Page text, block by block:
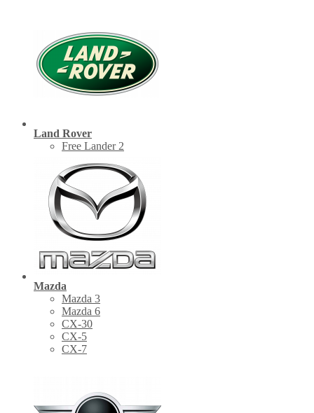
Land Rover
Free Lander 2
Mazda
Mazda 3
Mazda 6
CX-30
СХ-5
CX-7